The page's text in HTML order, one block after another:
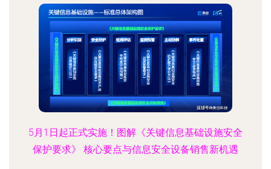
5月1日起正式实施！图解《关键信息基础设施安全
保护要求》 核心要点与信息安全设备销售新机遇